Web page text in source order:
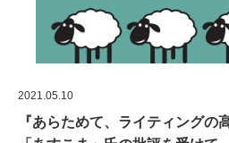
2021.05.10
『あらためて、ライティングの